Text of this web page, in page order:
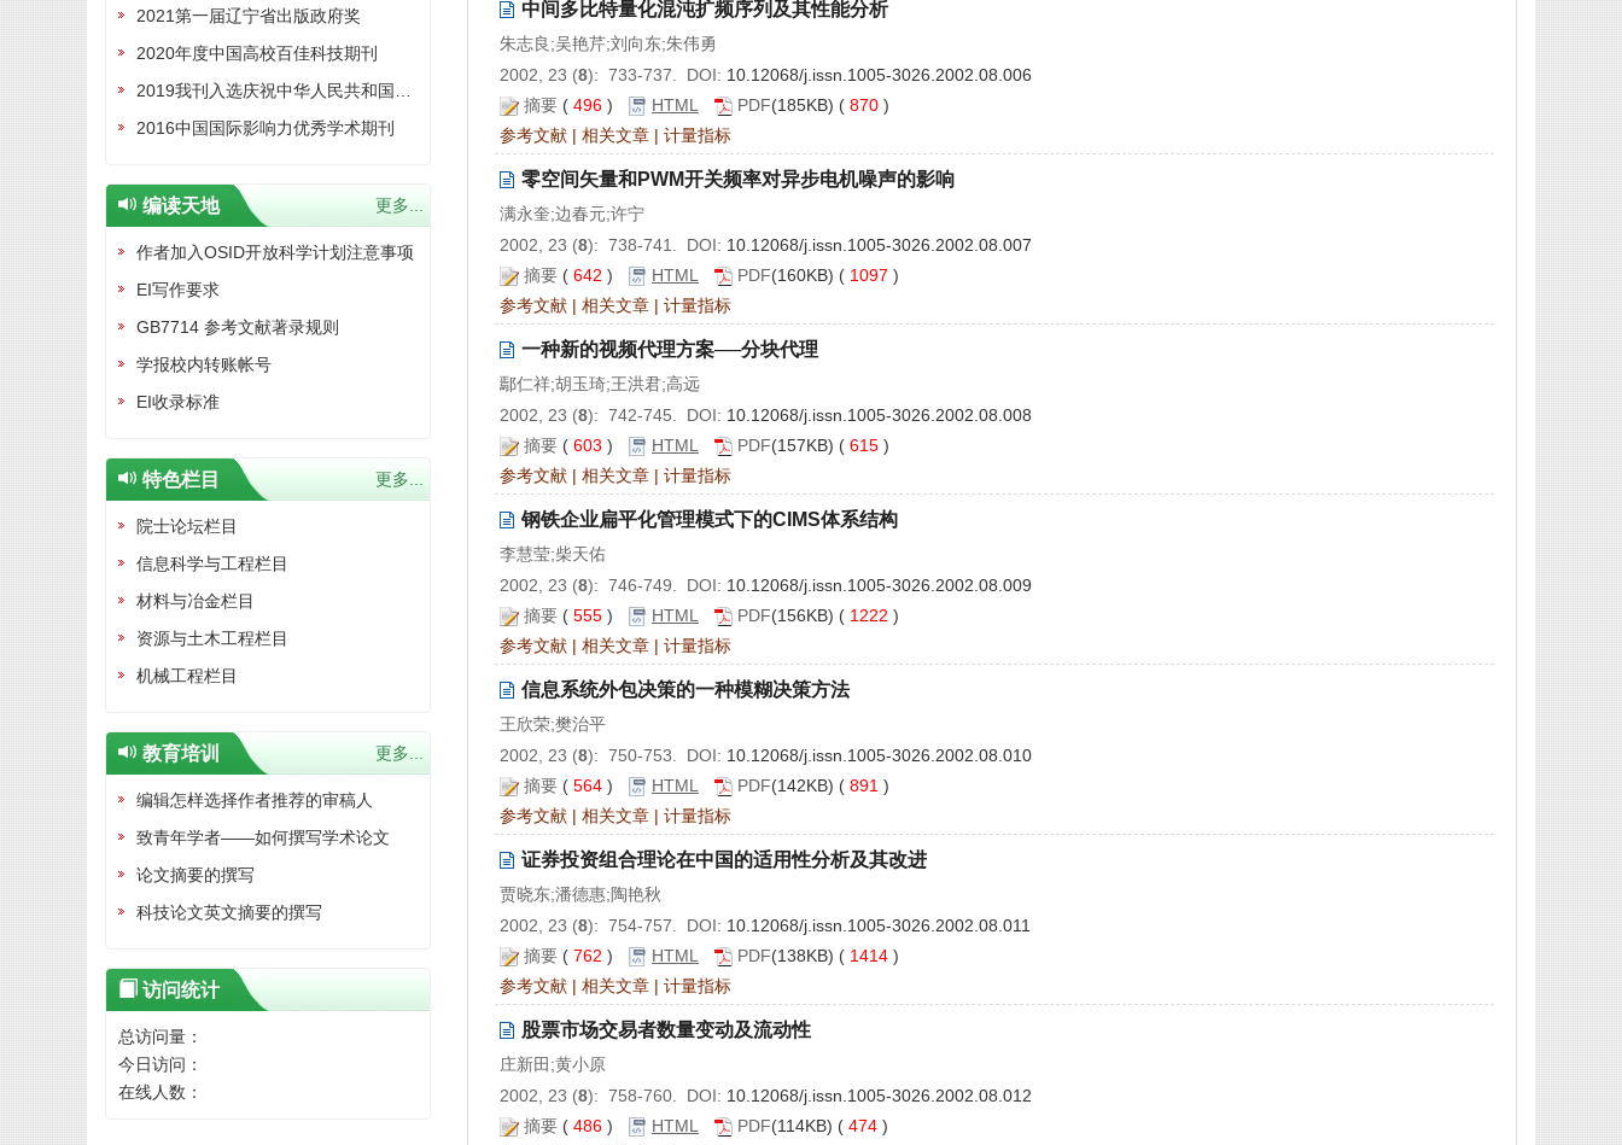
中间多比特量化混沌扩频序列及其性能分析
朱志良;吴艳芹;刘向东;朱伟勇
2002, 23 (8): 733-737. DOI: 10.12068/j.issn.1005-3026.2002.08.006
摘要 ( 496 ) HTML PDF(185KB) ( 870 )
参考文献 | 相关文章 | 计量指标
零空间矢量和PWM开关频率对异步电机噪声的影响
满永奎;边春元;许宁
2002, 23 (8): 738-741. DOI: 10.12068/j.issn.1005-3026.2002.08.007
摘要 ( 642 ) HTML PDF(160KB) ( 1097 )
参考文献 | 相关文章 | 计量指标
一种新的视频代理方案──分块代理
鄢仁祥;胡玉琦;王洪君;高远
2002, 23 (8): 742-745. DOI: 10.12068/j.issn.1005-3026.2002.08.008
摘要 ( 603 ) HTML PDF(157KB) ( 615 )
参考文献 | 相关文章 | 计量指标
钢铁企业扁平化管理模式下的CIMS体系结构
李慧莹;柴天佑
2002, 23 (8): 746-749. DOI: 10.12068/j.issn.1005-3026.2002.08.009
摘要 ( 555 ) HTML PDF(156KB) ( 1222 )
参考文献 | 相关文章 | 计量指标
信息系统外包决策的一种模糊决策方法
王欣荣;樊治平
2002, 23 (8): 750-753. DOI: 10.12068/j.issn.1005-3026.2002.08.010
摘要 ( 564 ) HTML PDF(142KB) ( 891 )
参考文献 | 相关文章 | 计量指标
证券投资组合理论在中国的适用性分析及其改进
贾晓东;潘德惠;陶艳秋
2002, 23 (8): 754-757. DOI: 10.12068/j.issn.1005-3026.2002.08.011
摘要 ( 762 ) HTML PDF(138KB) ( 1414 )
参考文献 | 相关文章 | 计量指标
股票市场交易者数量变动及流动性
庄新田;黄小原
2002, 23 (8): 758-760. DOI: 10.12068/j.issn.1005-3026.2002.08.012
摘要 ( 486 ) HTML PDF(114KB) ( 474 )
2021第一届辽宁省出版政府奖
2020年度中国高校百佳科技期刊
2016中国国际影响力优秀学术期刊
编读天地 更多...
作者加入OSID开放科学计划注意事项
EI写作要求
GB7714 参考文献著录规则
学报校内转账帐号
EI收录标准
特色栏目 更多...
院士论坛栏目
信息科学与工程栏目
材料与冶金栏目
资源与土木工程栏目
机械工程栏目
教育培训 更多...
编辑怎样选择作者推荐的审稿人
致青年学者——如何撰写学术论文
论文摘要的撰写
科技论文英文摘要的撰写
访问统计
总访问量：
今日访问：
在线人数：